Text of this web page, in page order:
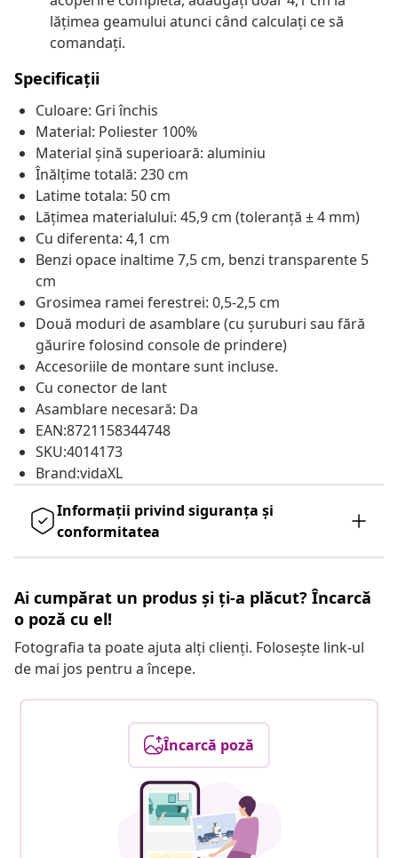
lățimea geamului atunci când calculați ce să
comandați.
Specificații
Culoare: Gri închis
Material: Poliester 100%
Material șină superioară: aluminiu
Înălțime totală: 230 cm
Latime totala: 50 cm
Lățimea materialului: 45,9 cm (toleranță ± 4 mm)
Cu diferenta: 4,1 cm
Benzi opace inaltime 7,5 cm, benzi transparente 5
cm
Grosimea ramei ferestrei: 0,5-2,5 cm
Două moduri de asamblare (cu șuruburi sau fără
găurire folosind console de prindere)
Accesoriile de montare sunt incluse.
Cu conector de lant
Asamblare necesară: Da
EAN:8721158344748
SKU:4014173
Brand:vidaXL
Informații privind siguranța și
conformitatea
Ai cumpărat un produs și ți-a plăcut? Încarcă
o poză cu el!
Fotografia ta poate ajuta alți clienți. Folosește link-ul
de mai jos pentru a începe.
Încarcă poză